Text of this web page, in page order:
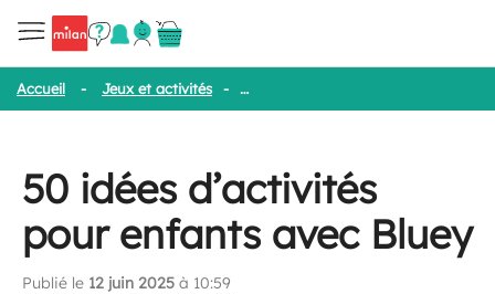
Accueil - Jeux et activités - 50 idées d’activités pour enfants
50 idées d’activités
pour enfants avec Bluey
Publié le 12 juin 2025 à 10:59